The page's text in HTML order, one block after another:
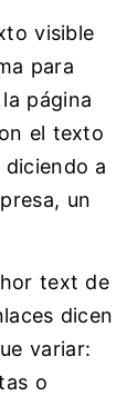
visible
para
página
el texto
a
un
text de
dicen
variar:
o